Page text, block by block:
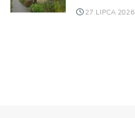
27 LIPCA 2026